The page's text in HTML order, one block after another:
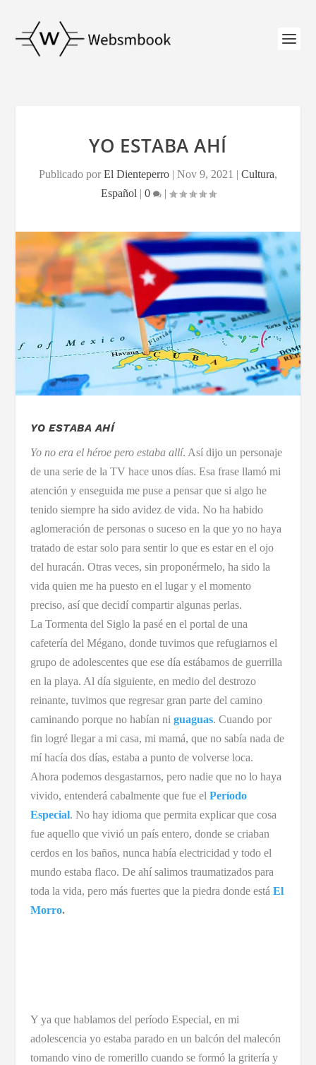
YO ESTABA AHÍ
Publicado porEl Dienteperro | Nov 9, 2021 | Cultura,
Español | 0 |
YO ESTABA AHÍ
Yo no era el héroe pero estaba allí. Así dijo un personaje
de una serie de la TV hace unos días. Esa frase llamó mi
atención y enseguida me puse a pensar que si algo he
tenido siempre ha sido avidez de vida. No ha habido
aglomeración de personas o suceso en la que yo no haya
tratado de estar solo para sentir lo que es estar en el ojo
del huracán. Otras veces, sin proponérmelo, ha sido la
vida quien me ha puesto en el lugar y el momento
preciso, así que decidí compartir algunas perlas.
La Tormenta del Siglo la pasé en el portal de una
cafetería del Mégano, donde tuvimos que refugiarnos el
grupo de adolescentes que ese día estábamos de guerrilla
en la playa. Al día siguiente, en medio del destrozo
reinante, tuvimos que regresar gran parte del camino
caminando porque no habían ni guaguas. Cuando por
fin logré llegar a mi casa, mi mamá, que no sabía nada de
mí hacía dos días, estaba a punto de volverse loca.
Ahora podemos desgastarnos, pero nadie que no lo haya
vivido, entenderá cabalmente que fue el Período
Especial. No hay idioma que permita explicar que cosa
fue aquello que vivió un país entero, donde se criaban
cerdos en los baños, nunca había electricidad y todo el
mundo estaba flaco. De ahí salimos traumatizados para
toda la vida, pero más fuertes que la piedra donde está El
Morro.
Y ya que hablamos del período Especial, en mi
adolescencia yo estaba parado en un balcón del malecón
tomando vino de romerillo cuando se formó la gritería y